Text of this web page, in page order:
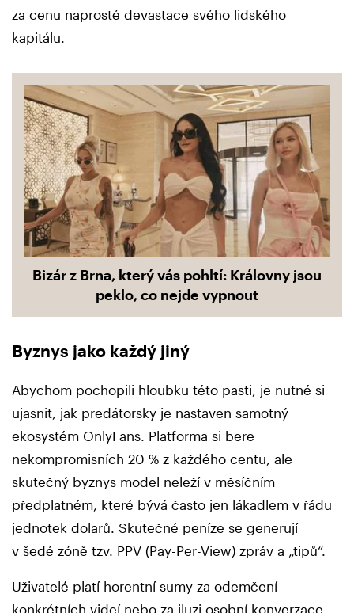
za cenu naprosté devastace svého lidského
kapitálu.
Bizár z Brna, který vás pohltí: Královny jsou
peklo, co nejde vypnout
Byznys jako každý jiný
Abychom pochopili hloubku této pasti, je nutné si
ujasnit, jak predátorsky je nastaven samotný
ekosystém OnlyFans. Platforma si bere
nekompromisních 20 % z každého centu, ale
skutečný byznys model neleží v měsíčním
předplatném, které bývá často jen lákadlem v řádu
jednotek dolarů. Skutečné peníze se generují
v šedé zóně tzv. PPV (Pay-Per-View) zpráv a „tipů“.
Uživatelé platí horentní sumy za odemčení
konkrétních videí nebo za iluzi osobní konverzace.